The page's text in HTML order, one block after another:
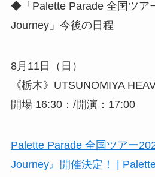
◆「Palette Parade 全国ツア
Journey」今後の日程
8月11日（日）
《栃木》UTSUNOMIYA
開場 16:30：/開演：17:00
Palette Parade 全国ツアー
Journey』開催決定！ |